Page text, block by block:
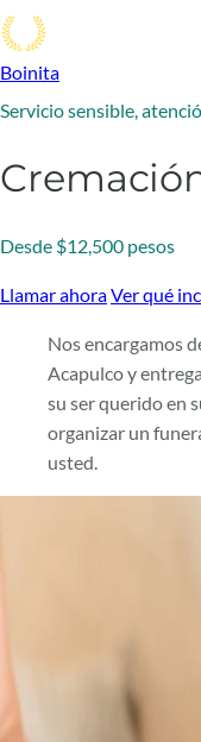
Boinita
Servicio sensible,
Desde $12,500 pesos
Llamar ahoraVer qué
Nos encargamos
Acapulco y
su ser querido en
organizar un
usted.